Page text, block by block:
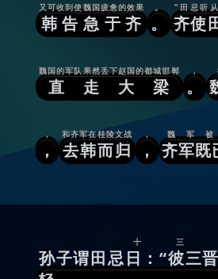
韩告急于齐
又可收到使魏国疲惫的效果
。
。
齐使
”田忌听
直走大梁
魏国的军队果然丢下赵国的都城邯郸
。
，
，
，
去韩而归
和齐军在桂陵文战
，
，
齐军既
魏军
孙子谓田忌日：“彼三
十三年